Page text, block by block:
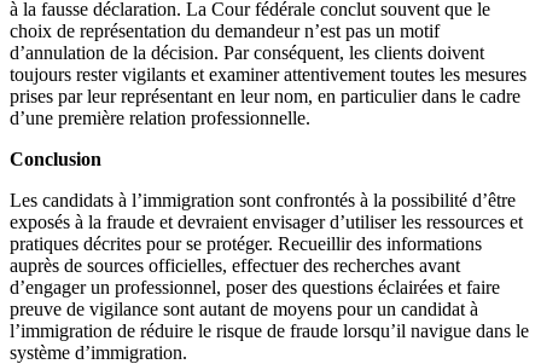
à la fausse déclaration. La Cour fédérale conclut souvent que le
choix de représentation du demandeur n’est pas un motif
d’annulation de la décision. Par conséquent, les clients doivent
toujours rester vigilants et examiner attentivement toutes les mesures
prises par leur représentant en leur nom, en particulier dans le cadre
d’une première relation professionnelle.
Conclusion
Les candidats à l’immigration sont confrontés à la possibilité d’être
exposés à la fraude et devraient envisager d’utiliser les ressources et
pratiques décrites pour se protéger. Recueillir des informations
auprès de sources officielles, effectuer des recherches avant
d’engager un professionnel, poser des questions éclairées et faire
preuve de vigilance sont autant de moyens pour un candidat à
l’immigration de réduire le risque de fraude lorsqu’il navigue dans le
système d’immigration.